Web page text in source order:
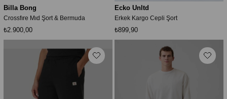
Billa Bong
Crossfıre Mıd Şort & Bermuda
₺2.900,00
Ecko Unltd
Erkek Kargo Cepli Şort
₺899,90